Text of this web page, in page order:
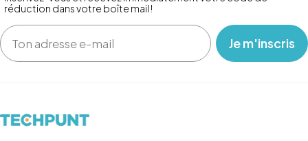
réduction dans votre boîte mail !
Email
‎ ‎ ‎ Je m'inscris ‎ ‎ ‎